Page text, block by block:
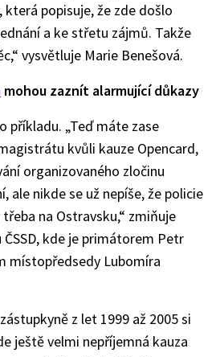
popisuje, že zde došlo
a ke střetu zájmů. Takže
vysvětluje Marie Benešová.
mohou zaznít alarmující důkazy
příkladu. „Teď máte zase
kvůli kauze Opencard,
organizovaného zločinu
ale nikde se už nepíše, že policie
na Ostravsku,“ zmiňuje
kde je primátorem Petr
místopředsedy Lubomíra
z let 1999 až 2005 si
ještě velmi nepříjemná kauza